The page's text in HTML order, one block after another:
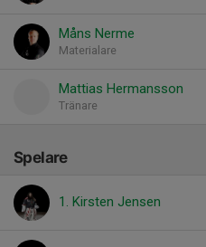
Måns Nerme
Materialare
Mattias Hermansson
Tränare
Spelare
1. Kirsten Jensen